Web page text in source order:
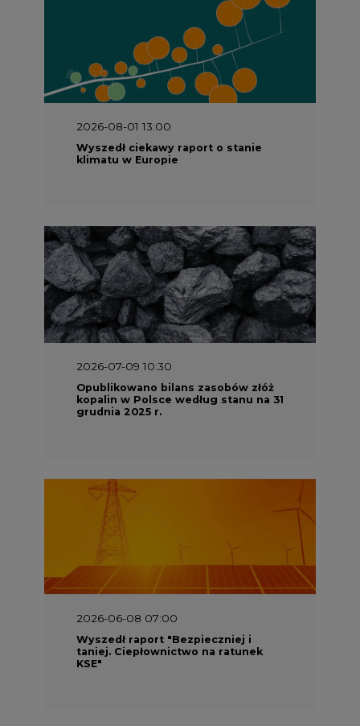
2026-08-01 13:00
Wyszedł ciekawy raport o stanie
klimatu w Europie
2026-07-09 10:30
Opublikowano bilans zasobów złóż
kopalin w Polsce według stanu na 31
grudnia 2025 r.
2026-06-08 07:00
Wyszedł raport "Bezpieczniej i
taniej. Ciepłownictwo na ratunek
KSE"